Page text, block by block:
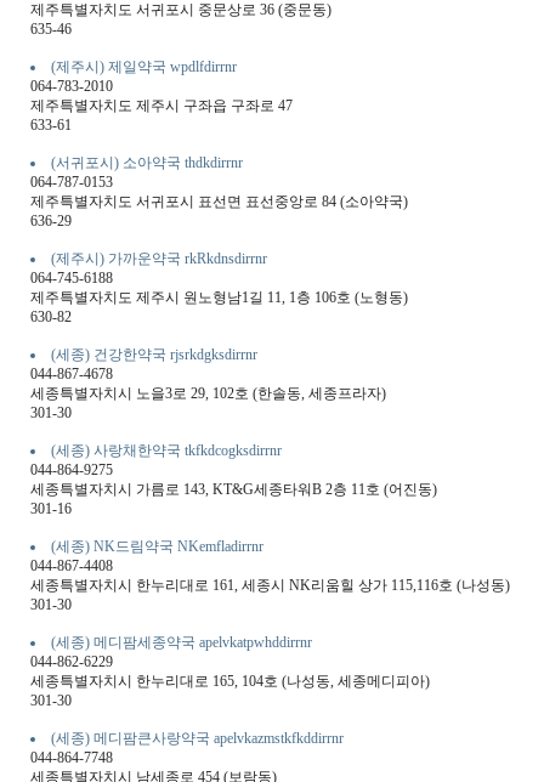
제주특별자치도 서귀포시 중문상로 36 (중문동)
635-46
(제주시) 제일약국 wpdlfdirrnr
064-783-2010
제주특별자치도 제주시 구좌읍 구좌로 47
633-61
(서귀포시) 소아약국 thdkdirrnr
064-787-0153
제주특별자치도 서귀포시 표선면 표선중앙로 84 (소아약국)
636-29
(제주시) 가까운약국 rkRkdnsdirrnr
064-745-6188
제주특별자치도 제주시 원노형남1길 11, 1층 106호 (노형동)
630-82
(세종) 건강한약국 rjsrkdgksdirrnr
044-867-4678
세종특별자치시 노을3로 29, 102호 (한솔동, 세종프라자)
301-30
(세종) 사랑채한약국 tkfkdcogksdirrnr
044-864-9275
세종특별자치시 가름로 143, KT&G세종타워B 2층 11호 (어진동)
301-16
(세종) NK드림약국 NKemfladirrnr
044-867-4408
세종특별자치시 한누리대로 161, 세종시 NK리움힐 상가 115,116호 (나성동)
301-30
(세종) 메디팜세종약국 apelvkatpwhddirrnr
044-862-6229
세종특별자치시 한누리대로 165, 104호 (나성동, 세종메디피아)
301-30
(세종) 메디팜큰사랑약국 apelvkazmstkfkddirrnr
044-864-7748
세종특별자치시 남세종로 454 (보람동)